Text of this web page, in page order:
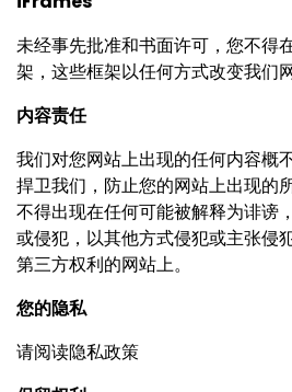
未经事先批准和书面许可，您不得
架，这些框架以任何方式改变我们
内容责任
我们对您网站上出现的任何内容概
捍卫我们，防止您的网站上出现的
不得出现在任何可能被解释为诽谤
或侵犯，以其他方式侵犯或主张侵
第三方权利的网站上。
您的隐私
请阅读隐私政策